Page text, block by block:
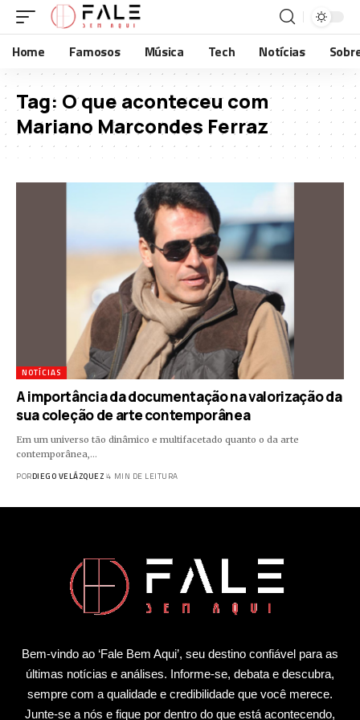
Home Famosos Música Tech Notícias
Tag: O que aconteceu com
Mariano Marcondes Ferraz
NOTÍCIAS
A importância da documentação na valorização da
sua coleção de arte contemporânea
Em um universo tão dinâmico e multifacetado quanto o da arte
contemporânea,…
PORDIEGO VELÁZQUEZ 4 MIN DE LEITURA
Bem-vindo ao ‘Fale Bem Aqui’, seu destino confiável para as
últimas notícias e análises. Informe-se, debata e descubra,
sempre com a qualidade e credibilidade que você merece.
Junte-se a nós e fique por dentro do que está acontecendo,